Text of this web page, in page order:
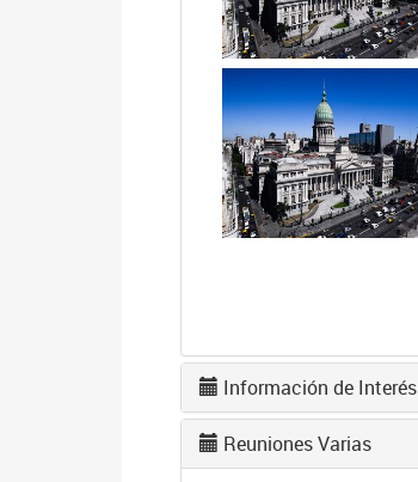
Información de Interés
Reuniones Varias